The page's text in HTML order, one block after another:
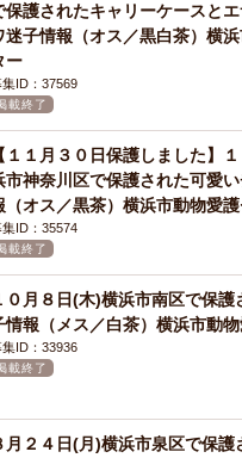
保護されたキャリーケースと
迷子情報（オス／黒白茶）横
ー
集ID：37569
載終了
【１１月３０日保護しました】
市神奈川区で保護された可愛
（オス／黒茶）横浜市動物愛
集ID：35574
載終了
０月８日(木)横浜市南区で保護
情報（メス／白茶）横浜市動
集ID：33936
載終了
月２４日(月)横浜市泉区で保護